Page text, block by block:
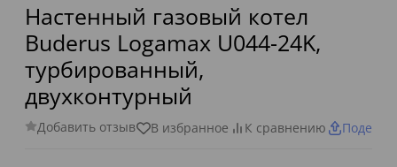
Настенный газовый котел
Buderus Logamax U044-24K,
турбированный,
двухконтурный
Добавить отзыв В избранное К сравнению